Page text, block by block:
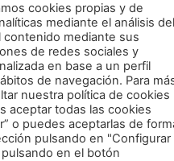
cookies propias y de
mediante el análisis del
mediante sus
de redes sociales y
en base a un perfil
de navegación. Para
nuestra política de cookies
aceptar todas las cookies
o puedes aceptarlas de
pulsando en "Configurar
en el botón